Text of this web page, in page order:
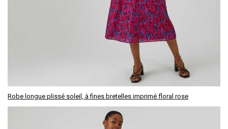
Robe longue plissé soleil, à fines bretelles imprimé floral rose